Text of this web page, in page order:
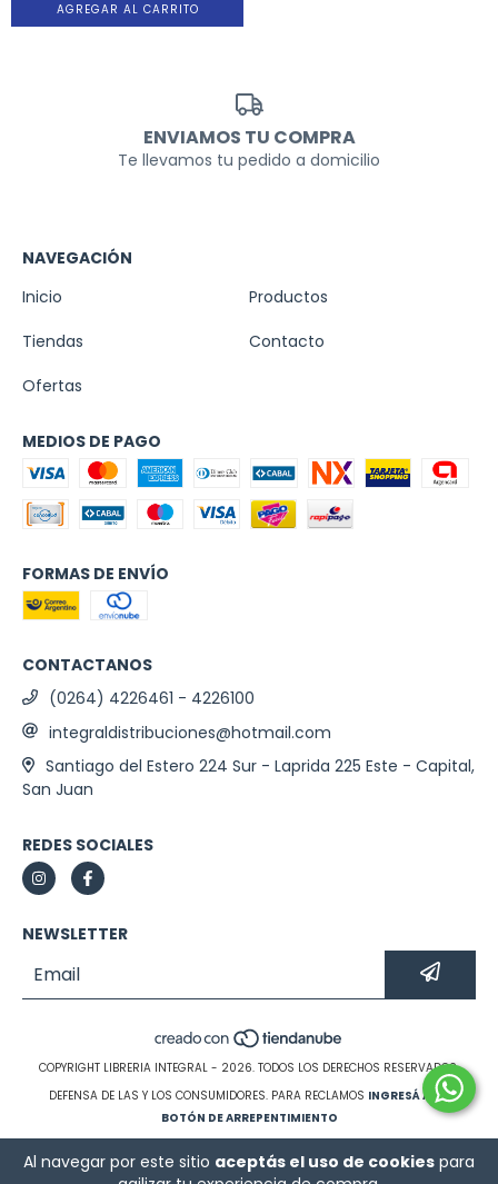
Al navegar por este sitio aceptás el uso de cookies para
ENVIAMOS TU COMPRA
Te llevamos tu pedido a domicilio
NAVEGACIÓN
Inicio
Productos
Tiendas
Contacto
Ofertas
MEDIOS DE PAGO
FORMAS DE ENVÍO
CONTACTANOS
(0264) 4226461 - 4226100
integraldistribuciones@hotmail.com
Santiago del Estero 224 Sur - Laprida 225 Este - Capital,
San Juan
REDES SOCIALES
NEWSLETTER
COPYRIGHT LIBRERIA INTEGRAL - 2026. TODOS LOS DERECHOS RESERVADOS.
DEFENSA DE LAS Y LOS CONSUMIDORES. PARA RECLAMOS INGRESÁ ACÁ.
BOTÓN DE ARREPENTIMIENTO